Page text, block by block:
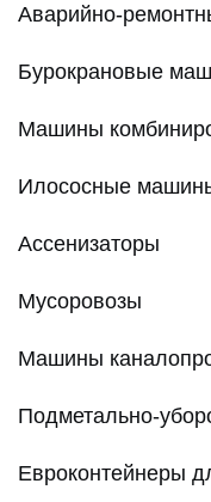
Аварийно-
Бурокрановые
Машины
Илососные
Ассенизаторы
Мусоровозы
Машины
Подметально-
Евроконтейнеры